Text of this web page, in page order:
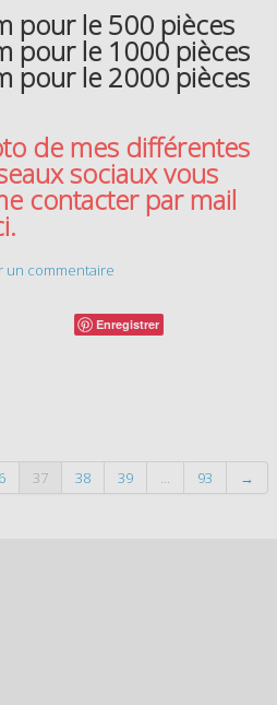
pour le 500 pièces
pour le 1000 pièces
pour le 2000 pièces
de mes différentes
sociaux vous
contacter par mail
un commentaire
Enregistrer
37 38 39 ... 93 →